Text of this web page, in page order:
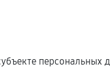
персональных